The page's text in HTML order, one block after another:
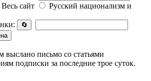
Весь сайт
Русский национализм и
🔄
выслано письмо со статьями
подписки за последние трое суток.